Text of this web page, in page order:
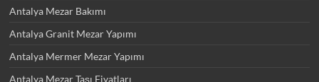
Antalya Mezar Bakımı
Antalya Granit Mezar Yapımı
Antalya Mermer Mezar Yapımı
Antalya Mezar Taşı Fiyatları